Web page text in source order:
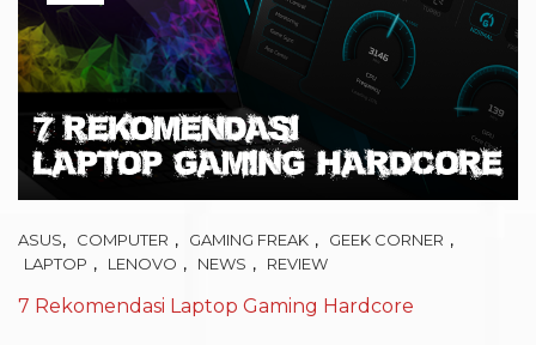
ASUS, COMPUTER , GAMING FREAK , GEEK CORNER ,
LAPTOP , LENOVO , NEWS , REVIEW
7 Rekomendasi Laptop Gaming Hardcore